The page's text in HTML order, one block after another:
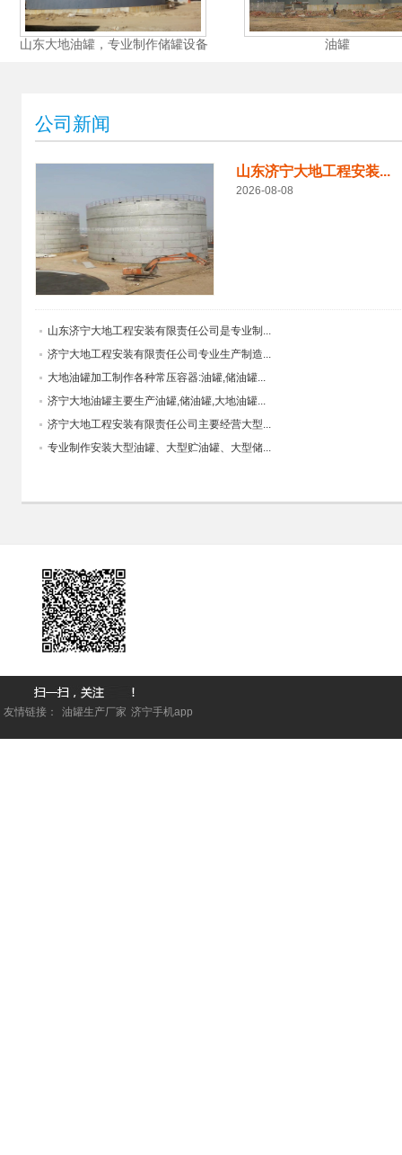
山东大地油罐，专业制作储罐设备 油罐
公司新闻
山东济宁大地工程安装...
2026-08-08
山东济宁大地工程安装有限责任公司是专业制...
济宁大地工程安装有限责任公司专业生产制造...
大地油罐加工制作各种常压容器:油罐,储油罐...
济宁大地油罐主要生产油罐,储油罐,大地油罐...
济宁大地工程安装有限责任公司主要经营大型...
专业制作安装大型油罐、大型贮油罐、大型储...
友情链接： 油罐生产厂家 济宁手机app